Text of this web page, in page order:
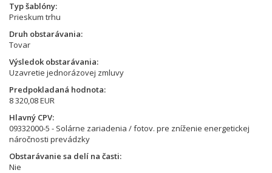
Typ šablóny
Prieskum trhu
Druh obstarávania
Tovar
Výsledok obstarávania
Uzavretie jednorázovej zmluvy
Predpokladaná hodnota
8 320,08 EUR
Hlavný CPV
09332000-5 - Solárne zariadenia / fotov. pre zníženie energetickej
náročnosti prevádzky
Obstarávanie sa delí na časti
Nie